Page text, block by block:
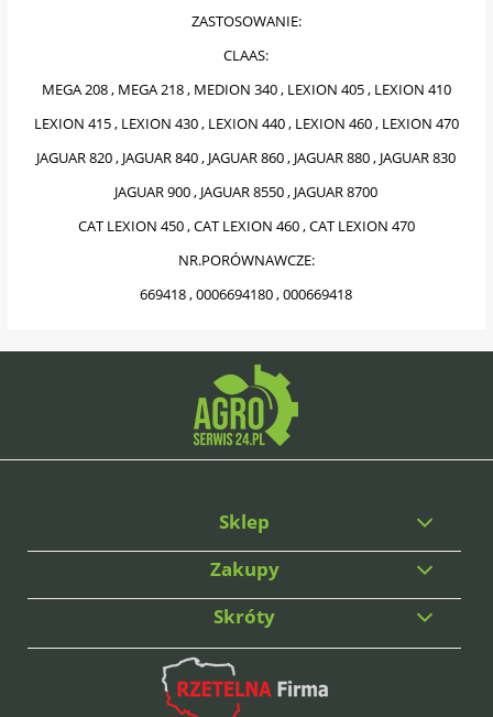
ZASTOSOWANIE:
CLAAS:
MEGA 208 , MEGA 218 , MEDION 340 , LEXION 405 , LEXION 410
LEXION 415 , LEXION 430 , LEXION 440 , LEXION 460 , LEXION 470
JAGUAR 820 , JAGUAR 840 , JAGUAR 860 , JAGUAR 880 , JAGUAR 830
JAGUAR 900 , JAGUAR 8550 , JAGUAR 8700
CAT LEXION 450 , CAT LEXION 460 , CAT LEXION 470
NR.PORÓWNAWCZE:
669418 , 0006694180 , 000669418
Sklep
Zakupy
Skróty